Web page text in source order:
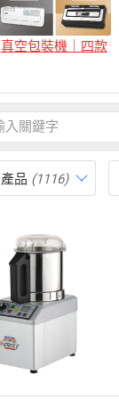
真空包裝機｜四款
品 (1116)